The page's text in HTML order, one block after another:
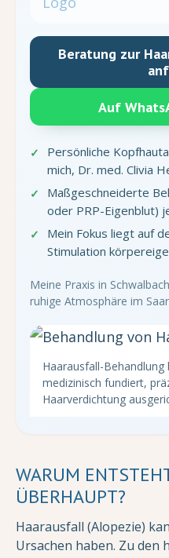
Beratung zur
Auf
Persönliche
mich, Dr. med. Clivia
Maßgeschneiderte
oder PRP-Eigenblut)
Mein Fokus liegt auf
Stimulation
Meine Praxis in
ruhige Atmosphäre im
Haarausfall-Behandlung
medizinisch fundiert,
Haarverdichtung
WARUM
ÜBERHAUPT?
Haarausfall (Alopezie)
Ursachen haben. Zu den